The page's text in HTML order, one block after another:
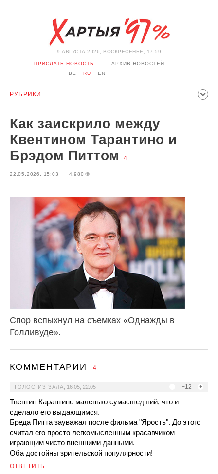
9 АВГУСТА 2026, ВОСКРЕСЕНЬЕ, 17:59
ПРИСЛАТЬ НОВОСТЬ
АРХИВ НОВОСТЕЙ
BE
RU EN
РУБРИКИ
ПРОИСШЕСТВИЯ СПОРТ КУЛЬТУРА ИСТОРИЯ
МНЕНИЕ ИНТЕРВЬЮ ТЕХНОЛОГИИ ЗДОРОВЬЕ
АВТО ОТДЫХ ОБХОД БЛОКИРОВКИ И СОЛИДАРНОСТЬ
КОРОНАВИРУС БЕЛАРУСЬ В НАТО
Как заискрило между
Квентином Тарантино и
Брэдом Питтом
4
22.05.2026, 15:03 4,980
Спор вспыхнул на съемках «Однажды в
Голливуде».
КОММЕНТАРИИ 4
– +12 +
ГОЛОС ИЗ ЗАЛА 16:05, 22.05
Твентин Карантино маленько сумасшедший, что и
сделало его выдающимся.
Бреда Питта зауважал после фильма "Ярость". До этого
считал его просто легкомысленным красавчиком
играющим чисто внешними данными.
Оба достойны зрительской популярности!
ОТВЕТИТЬ